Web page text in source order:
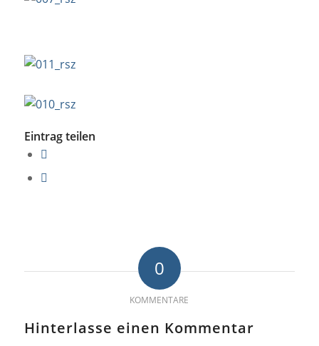
Eintrag teilen
0
KOMMENTARE
Hinterlasse einen Kommentar